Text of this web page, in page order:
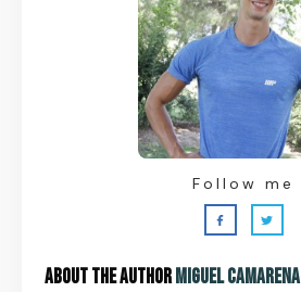
About the AuthorMiguel Camarena
Follow me